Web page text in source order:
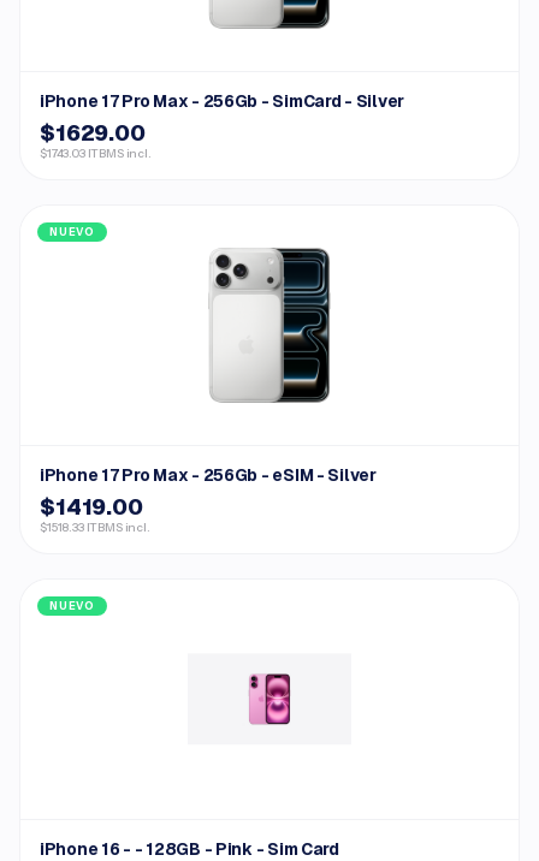
iPhone 17 Pro Max - 256Gb - SimCard - Silver
$1629.00
$1743.03 ITBMS incl.
NUEVO
iPhone 17 Pro Max - 256Gb - eSIM - Silver
$1419.00
$1518.33 ITBMS incl.
NUEVO
iPhone 16 - - 128GB - Pink - Sim Card